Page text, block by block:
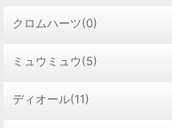
クロムハーツ(0)
ミュウミュウ(5)
ディオール(11)